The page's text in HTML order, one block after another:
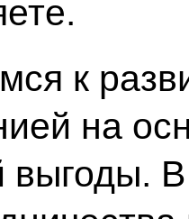
к
на
выгоды.